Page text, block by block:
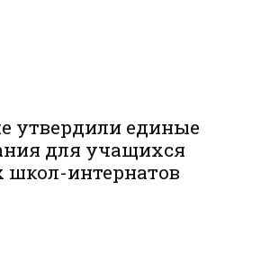
утвердили единые
для учащихся
школ-интернатов